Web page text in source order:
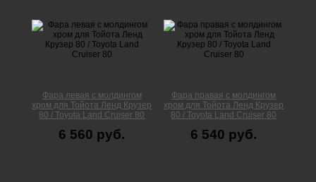
Фара левая с молдингом
хром для Тойота Ленд Крузер
80 / Toyota Land Cruiser 80
6 560 руб.
Фара правая с молдингом
хром для Тойота Ленд Крузер
80 / Toyota Land Cruiser 80
6 540 руб.